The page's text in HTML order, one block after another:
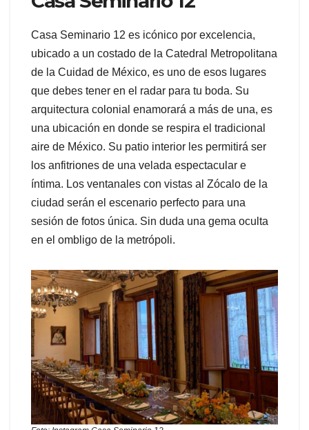
Casa Seminario 12 es icónico por excelencia,
ubicado a un costado de la Catedral Metropolitana
de la Cuidad de México, es uno de esos lugares
que debes tener en el radar para tu boda. Su
arquitectura colonial enamorará a más de una, es
una ubicación en donde se respira el tradicional
aire de México. Su patio interior les permitirá ser
los anfitriones de una velada espectacular e
íntima. Los ventanales con vistas al Zócalo de la
ciudad serán el escenario perfecto para una
sesión de fotos única. Sin duda una gema oculta
en el ombligo de la metrópoli.